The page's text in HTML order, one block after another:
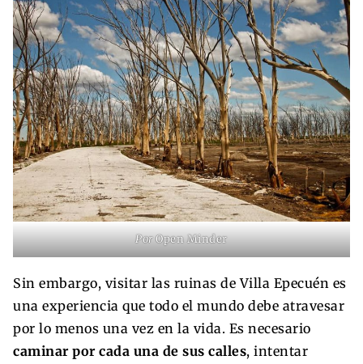
PorOpen Minder
Sin embargo, visitar las ruinas de Villa Epecuén es
una experiencia que todo el mundo debe atravesar
por lo menos una vez en la vida. Es necesario
caminar por cada una de sus calles, intentar